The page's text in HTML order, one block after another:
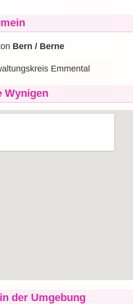
Bern / Berne
Emmental
Wynigen
der Umgebung